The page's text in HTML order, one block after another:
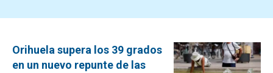
Orihuela supera los 39 grados
en un nuevo repunte de las